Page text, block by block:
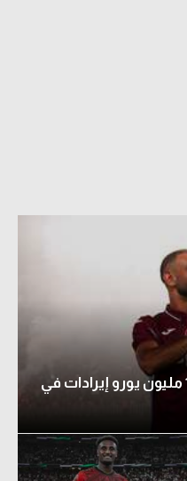
قناة تركية: طرابزون حقق 12 مليون يورو إيرادات في